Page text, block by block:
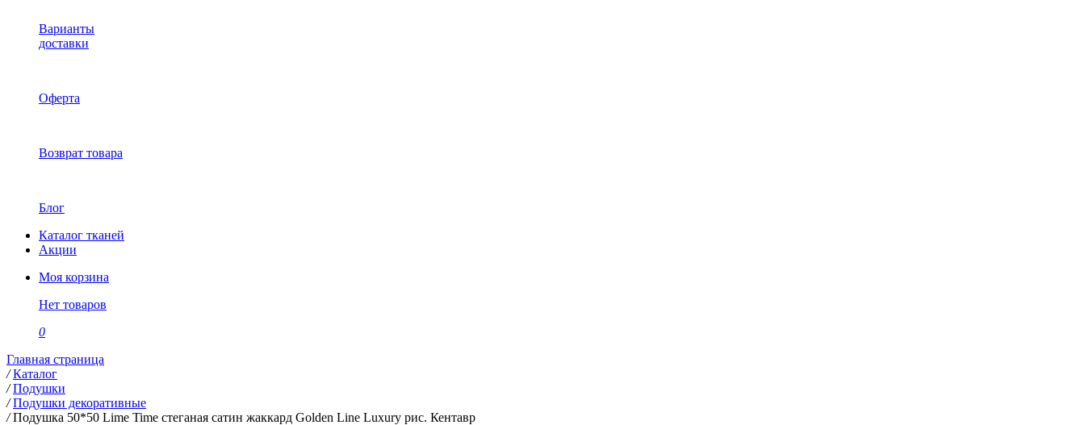
Варианты
доставки
Оферта
Возврат товара
Блог
Каталог тканей
Акции
Моя корзина
Нет товаров
0
Главная страница
/ Каталог
/ Подушки
/ Подушки декоративные
/ Подушка 50*50 Lime Time стеганая сатин жаккард Golden Line Luxury рис. Кентавр